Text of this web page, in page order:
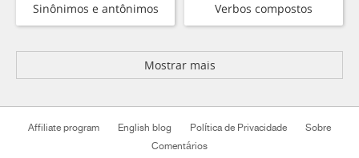
Sinônimos e antônimos Verbos compostos
Mostrar mais
Affiliate program English blog Política de Privacidade
Sobre
Comentários